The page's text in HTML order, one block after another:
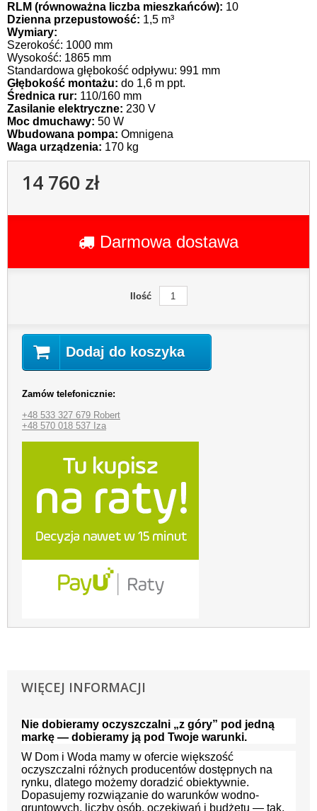
RLM (równoważna liczba mieszkańców): 10
Dzienna przepustowość: 1,5 m³
Wymiary:
Szerokość: 1000 mm
Wysokość: 1865 mm
Standardowa głębokość odpływu: 991 mm
Głębokość montażu: do 1,6 m ppt.
Średnica rur: 110/160 mm
Zasilanie elektryczne: 230 V
Moc dmuchawy: 50 W
Wbudowana pompa: Omnigena
Waga urządzenia: 170 kg
14 760 zł
Darmowa dostawa
Ilość
Dodaj do koszyka
Zamów telefonicznie:
+48 533 327 679 Robert
+48 570 018 537 Iza
WIĘCEJ INFORMACJI
Nie dobieramy oczyszczalni „z góry” pod jedną
markę — dobieramy ją pod Twoje warunki.
W Dom i Woda mamy w ofercie większość
oczyszczalni różnych producentów dostępnych na
rynku, dlatego możemy doradzić obiektywnie.
Dopasujemy rozwiązanie do warunków wodno-
gruntowych, liczby osób, oczekiwań i budżetu — tak,